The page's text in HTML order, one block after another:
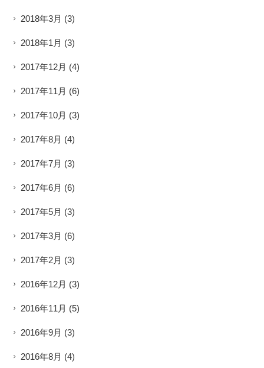
2018年3月 (3)
2018年1月 (3)
2017年12月 (4)
2017年11月 (6)
2017年10月 (3)
2017年8月 (4)
2017年7月 (3)
2017年6月 (6)
2017年5月 (3)
2017年3月 (6)
2017年2月 (3)
2016年12月 (3)
2016年11月 (5)
2016年9月 (3)
2016年8月 (4)